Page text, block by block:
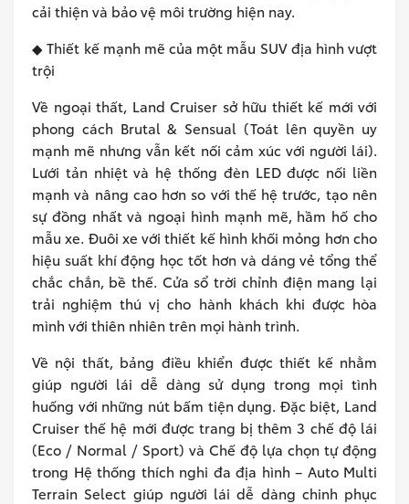
cải thiện và bảo vệ môi trường hiện nay.
◆ Thiết kế mạnh mẽ của một mẫu SUV địa hình vượt
trội
Về ngoại thất, Land Cruiser sở hữu thiết kế mới với
phong cách Brutal & Sensual (Toát lên quyền uy
mạnh mẽ nhưng vẫn kết nối cảm xúc với người lái).
Lưới tản nhiệt và hệ thống đèn LED được nối liền
mạnh và nâng cao hơn so với thế hệ trước, tạo nên
sự đồng nhất và ngoại hình mạnh mẽ, hầm hố cho
mẫu xe. Đuôi xe với thiết kế hình khối mỏng hơn cho
hiệu suất khí động học tốt hơn và dáng vẻ tổng thể
chắc chắn, bề thế. Cửa sổ trời chỉnh điện mang lại
trải nghiệm thú vị cho hành khách khi được hòa
mình với thiên nhiên trên mọi hành trình.
Về nội thất, bảng điều khiển được thiết kế nhằm
giúp người lái dễ dàng sử dụng trong mọi tình
huống với những nút bấm tiện dụng. Đặc biệt, Land
Cruiser thế hệ mới được trang bị thêm 3 chế độ lái
(Eco / Normal / Sport) và Chế độ lựa chọn tự động
trong Hệ thống thích nghi đa địa hình – Auto Multi
Terrain Select giúp người lái dễ dàng chinh phục